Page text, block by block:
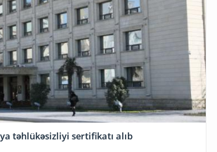
təhlükəsizliyi sertifikatı alıb